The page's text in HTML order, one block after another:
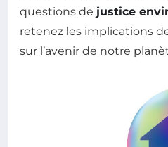
questions de justice
retenez les implications
sur l’avenir de notre